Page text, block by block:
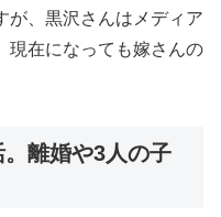
が、黒沢さんはメディア
現在になっても嫁さんの
離婚や3人の子